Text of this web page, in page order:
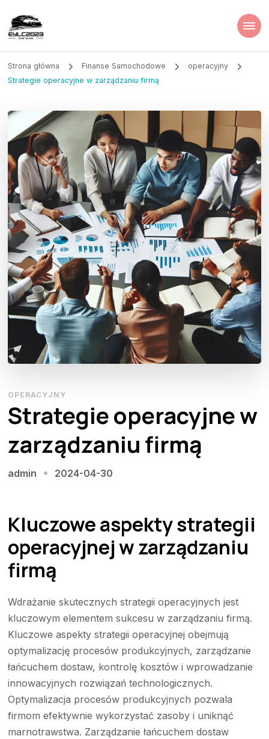
Strona główna Finanse Samochodowe
operacyjny
Strategie operacyjne w zarządzaniu firmą
OPERACYJNY
Strategie operacyjne w
zarządzaniu firmą
admin 2024-04-30
Kluczowe aspekty strategii
operacyjnej w zarządzaniu
firmą
Wdrażanie skutecznych strategii operacyjnych jest
kluczowym elementem sukcesu w zarządzaniu firmą.
Kluczowe aspekty strategii operacyjnej obejmują
optymalizację procesów produkcyjnych, zarządzanie
łańcuchem dostaw, kontrolę kosztów i wprowadzanie
innowacyjnych rozwiązań technologicznych.
Optymalizacja procesów produkcyjnych pozwala
firmom efektywnie wykorzystać zasoby i uniknąć
marnotrawstwa. Zarządzanie łańcuchem dostaw